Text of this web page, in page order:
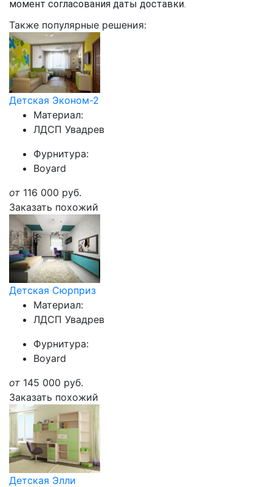
момент согласования даты доставки.
Также популярные решения:
Детская Эконом-2
Материал:
ЛДСП Увадрев
Фурнитура:
Boyard
от 116 000 руб.
Заказать похожий
Детская Сюрприз
Материал:
ЛДСП Увадрев
Фурнитура:
Boyard
от 145 000 руб.
Заказать похожий
Детская Элли